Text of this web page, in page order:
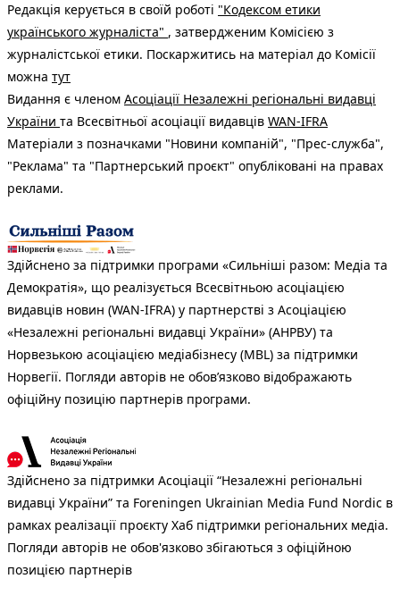
Редакція керується в своїй роботі "Кодексом етики
українського журналіста" , затвердженим Комісією з
журналістської етики. Поскаржитись на матеріал до Комісії
можна тут
Видання є членом Асоціації Незалежні регіональні видавці
України та Всесвітньої асоціації видавців WAN-IFRA
Матеріали з позначками "Новини компаній", "Прес-служба",
"Реклама" та "Партнерський проєкт" опубліковані на правах
реклами.
Здійснено за підтримки програми «Сильніші разом: Медіа та
Демократія», що реалізується Всесвітньою асоціацією
видавців новин (WAN-IFRA) у партнерстві з Асоціацією
«Незалежні регіональні видавці України» (АНРВУ) та
Норвезькою асоціацією медіабізнесу (MBL) за підтримки
Норвегії. Погляди авторів не обов’язково відображають
офіційну позицію партнерів програми.
Здійснено за підтримки Асоціації “Незалежні регіональні
видавці України” та Foreningen Ukrainian Media Fund Nordic в
рамках реалізації проєкту Хаб підтримки регіональних медіа.
Погляди авторів не обов'язково збігаються з офіційною
позицією партнерів